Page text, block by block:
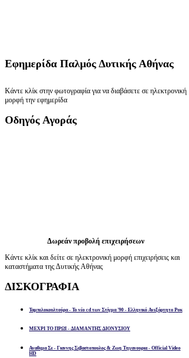
Εφημερίδα Παλμός Δυτικής Αθήνας
Κάντε κλίκ στην φωτογραφία για να διαβάσετε σε ηλεκτρονική
μορφή την εφημερίδα
Οδηγός Αγοράς
Δωρεάν προβολή επιχειρήσεων
Κάντε κλίκ και δείτε σε ηλεκτρονική μορφή επιχειρήσεις και
καταστήματα της Δυτικής Αθήνας
ΔΙΣΚΟΓΡΑΦΙΑ
Ταμπελοκουλτούρα - Το νέο cd των Στίγμα '90 - Ελληνικό Ανεξάρτητο Ροκ
ΜΕΧΡΙ ΤΟ ΠΡΩΙ - ΔΙΑΜΑΝΤΗΣ ΔΙΟΝΥΣΙΟΥ
Αναθεμα Σε - Γιαννης Σεβαστοπουλος & Ζωη Τηγανουρια - Official Video
HD